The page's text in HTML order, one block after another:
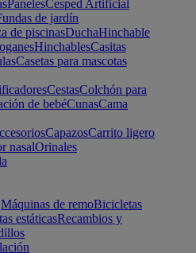
PanelesCesped Artificial
de jardín
de piscinasDuchaHinchable
HinchablesCasitas
Casetas para mascotas
CestasColchón para
de bebéCunasCama
CapazosCarrito ligero
nasalOrinales
Máquinas de remoBicicletas
estáticasRecambios y